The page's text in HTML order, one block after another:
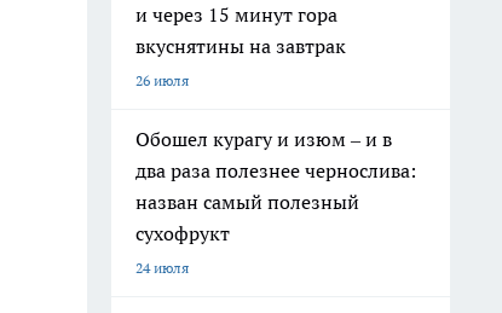
и через 15 минут гора
вкуснятины на завтрак
26 июля
Обошел курагу и изюм – и в
два раза полезнее чернослива:
назван самый полезный
сухофрукт
24 июля